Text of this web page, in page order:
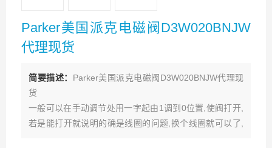
Parker美国派克电磁阀D3W020BNJW
代理现货
简要描述： Parker美国派克电磁阀D3W020BNJW代理现
货
一般可以在手动调节处用一字起由1调到0位置,使阀打开,
若是能打开就说明的确是线圈的问题,换个线圈就可以了,